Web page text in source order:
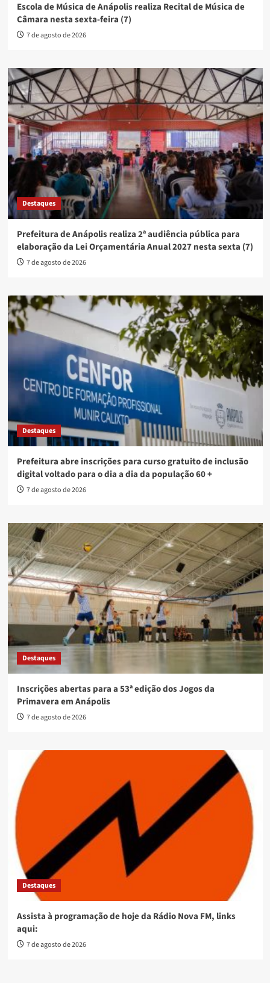
Escola de Música de Anápolis realiza Recital de Música de
Câmara nesta sexta-feira (7)
7 de agosto de 2026
Destaques
Prefeitura de Anápolis realiza 2ª audiência pública para
elaboração da Lei Orçamentária Anual 2027 nesta sexta (7)
7 de agosto de 2026
Destaques
Prefeitura abre inscrições para curso gratuito de inclusão
digital voltado para o dia a dia da população 60 +
7 de agosto de 2026
Destaques
Inscrições abertas para a 53ª edição dos Jogos da
Primavera em Anápolis
7 de agosto de 2026
Destaques
Assista à programação de hoje da Rádio Nova FM, links
aqui:
7 de agosto de 2026